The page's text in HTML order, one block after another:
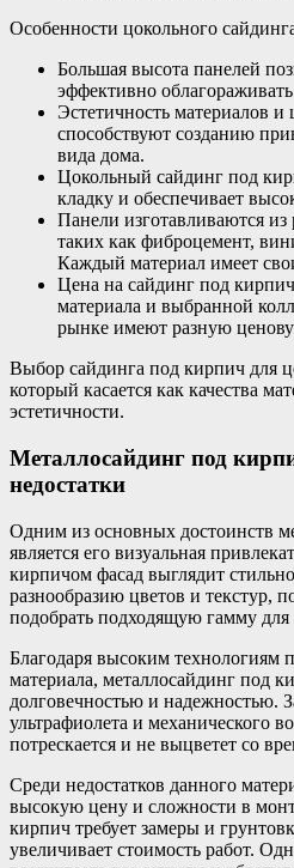
Особенности цокольного
Большая высота панелей
эффективно
Эстетичность материалов
способствуют созданию
вида дома.
Цокольный сайдинг под
кладку и обеспечивает
Панели изготавливаются
таких как фиброцемент,
Каждый материал имеет
Цена на сайдинг под кирпич
материала и выбранной
рынке имеют разную
Выбор сайдинга под кирпич для
который касается как качества
эстетичности.
Металлосайдинг под
недостатки
Одним из основных достоинств
является его визуальная
кирпичом фасад выглядит
разнообразию цветов и текстур,
подобрать подходящую гамму для
Благодаря высоким технологиям
материала, металлосайдинг под
долговечностью и надежностью.
ультрафиолета и механического
потрескается и не выцветет со
Среди недостатков данного
высокую цену и сложности в
кирпич требует замеры и
увеличивает стоимость работ.